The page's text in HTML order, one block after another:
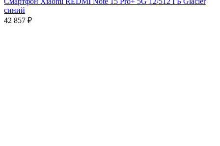
синий
42 857 ₽